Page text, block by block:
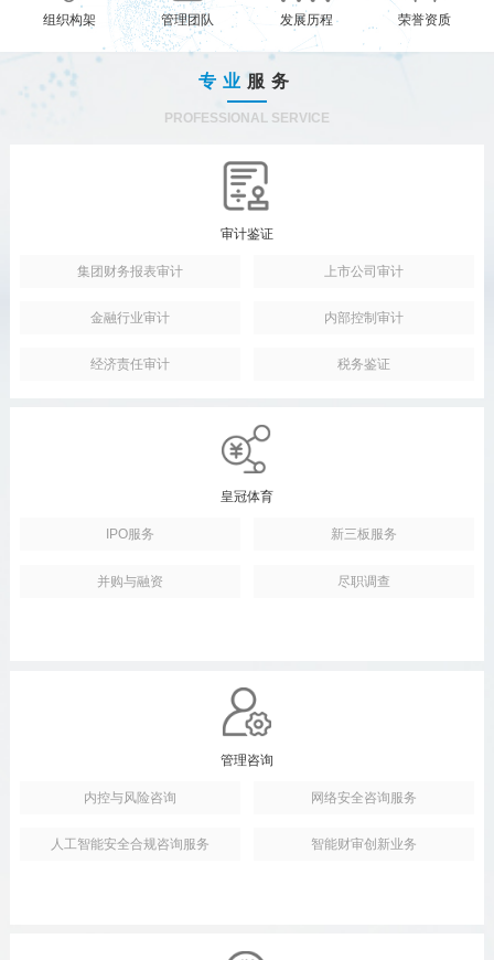
组织构架 管理团队 发展历程 荣誉资质
专业 服务
PROFESSIONAL SERVICE
审计鉴证
集团财务报表审计 上市公司审计
金融行业审计 内部控制审计
经济责任审计 税务鉴证
皇冠体育
IPO服务 新三板服务
并购与融资 尽职调查
管理咨询
内控与风险咨询 网络安全咨询服务
人工智能安全合规咨询服务 智能财审创新业务